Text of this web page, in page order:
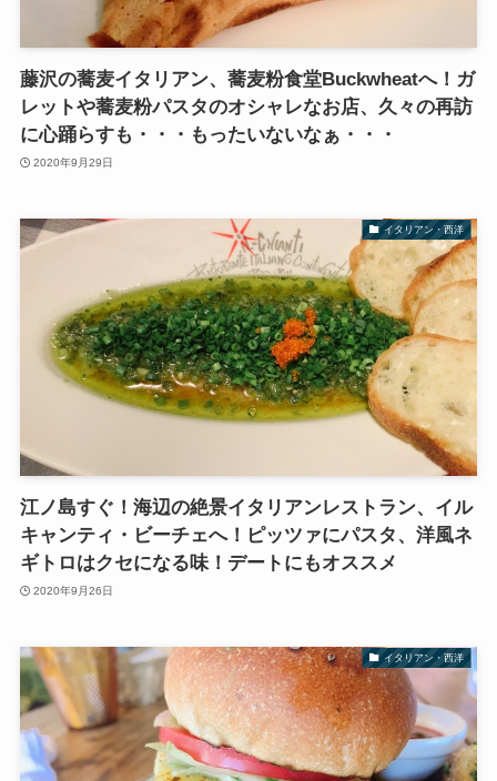
藤沢の蕎麦イタリアン、蕎麦粉食堂Buckwheatへ！ガ
レットや蕎麦粉パスタのオシャレなお店、久々の再訪
に心踊らすも・・・もったいないなぁ・・・
2020年9月29日
イタリアン・西洋
江ノ島すぐ！海辺の絶景イタリアンレストラン、イル
キャンティ・ビーチェへ！ピッツァにパスタ、洋風ネ
ギトロはクセになる味！デートにもオススメ
2020年9月26日
イタリアン・西洋